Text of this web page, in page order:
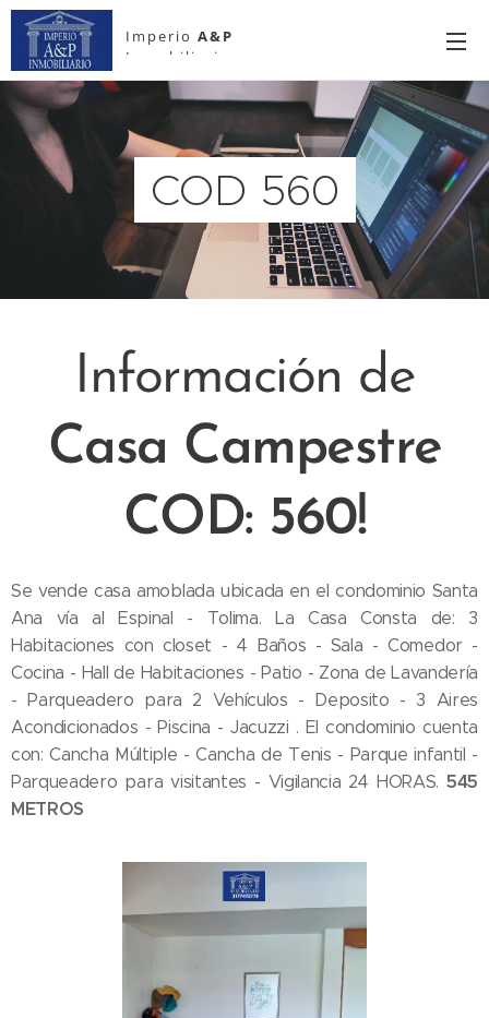
Imperio A&P
Inmobiliario
COD 560
Información de
Casa Campestre
COD: 560!
Se vende casa amoblada ubicada en el condominio Santa
Ana vía al Espinal - Tolima. La Casa Consta de: 3
Habitaciones con closet - 4 Baños - Sala - Comedor -
Cocina - Hall de Habitaciones - Patio - Zona de Lavandería
- Parqueadero para 2 Vehículos - Deposito - 3 Aires
Acondicionados - Piscina - Jacuzzi . El condominio cuenta
con: Cancha Múltiple - Cancha de Tenis - Parque infantil -
Parqueadero para visitantes - Vigilancia 24 HORAS. 545
METROS